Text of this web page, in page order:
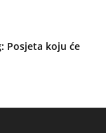
Posjeta koju će